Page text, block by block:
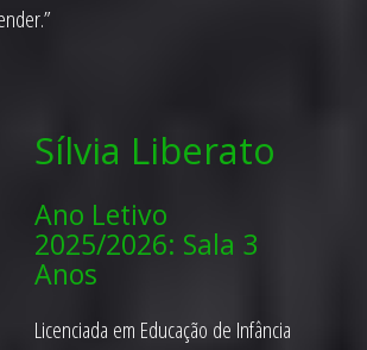
Sílvia Liberato
Ano Letivo
2025/2026: Sala 3
Anos
Licenciada em Educação de Infância